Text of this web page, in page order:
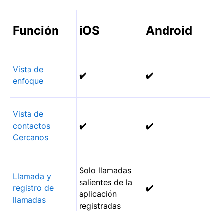
Función iOS Android
Vista de
enfoque
✔️ ✔️
Vista de
contactos
Cercanos
✔️ ✔️
Llamada y
registro de
llamadas
Solo llamadas
salientes de la
aplicación
registradas
✔️